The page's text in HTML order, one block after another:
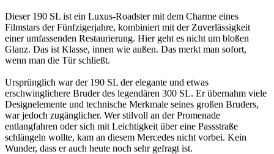
Dieser 190 SL ist ein Luxus-Roadster mit dem Charme eines
Filmstars der Fünfzigerjahre, kombiniert mit der Zuverlässigkeit
einer umfassenden Restaurierung. Hier geht es nicht um bloßen
Glanz. Das ist Klasse, innen wie außen. Das merkt man sofort,
wenn man die Tür schließt.
Ursprünglich war der 190 SL der elegante und etwas
erschwinglichere Bruder des legendären 300 SL. Er übernahm viele
Designelemente und technische Merkmale seines großen Bruders,
war jedoch zugänglicher. Wer stilvoll an der Promenade
entlangfahren oder sich mit Leichtigkeit über eine Passstraße
schlängeln wollte, kam an diesem Mercedes nicht vorbei. Kein
Wunder, dass er auch heute noch sehr gefragt ist.